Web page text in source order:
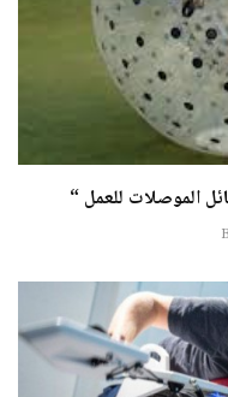
الموصلات للعمل “